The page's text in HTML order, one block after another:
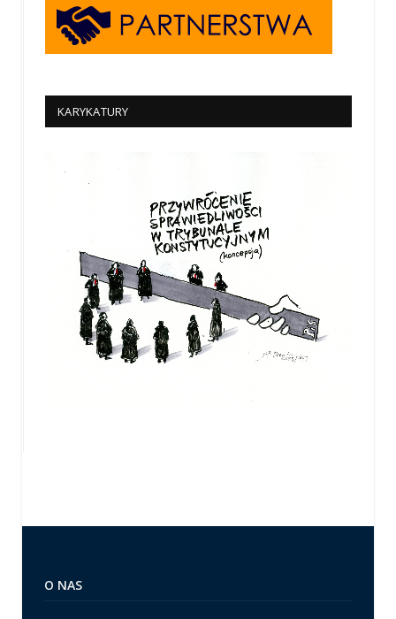
KARYKATURY
O NAS